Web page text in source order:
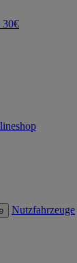
30€
Nutzfahrzeuge